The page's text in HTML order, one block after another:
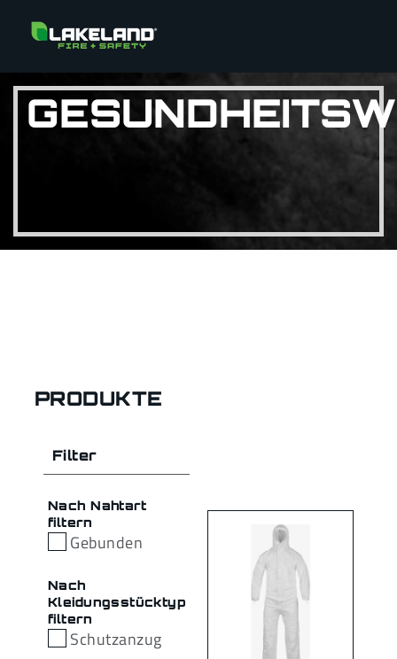
PRODUKTE
Filter
Nach Nahtart
filtern
Gebunden
Nach
Kleidungsstücktyp
filtern
Schutzanzug